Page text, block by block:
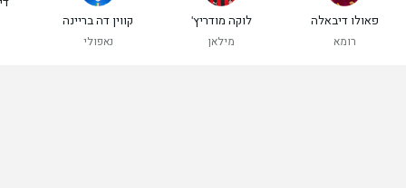
פאולו דיבאלה
רומא
לוקה מודריץ'
מילאן
קווין דה בריינה
נאפולי